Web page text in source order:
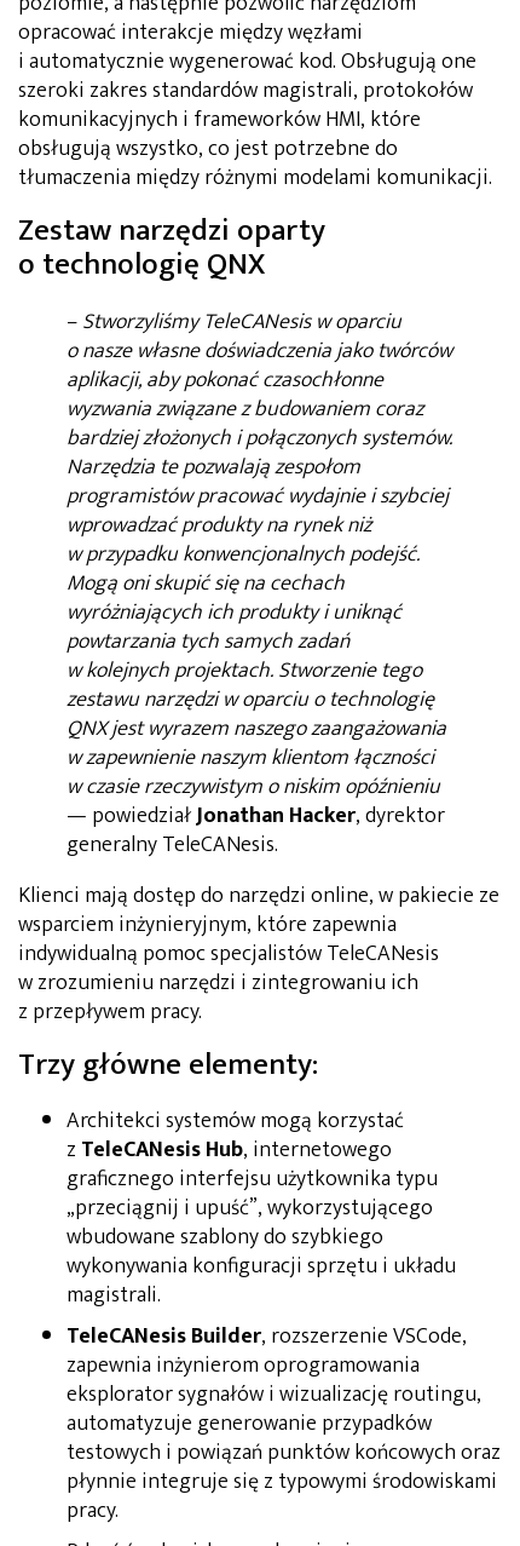
opracować interakcje między węzłami
i automatycznie wygenerować kod. Obsługują one
szeroki zakres standardów magistrali, protokołów
komunikacyjnych i frameworków HMI, które
obsługują wszystko, co jest potrzebne do
tłumaczenia między różnymi modelami komunikacji.
Zestaw narzędzi oparty
o technologię QNX
–Stworzyliśmy TeleCANesis w oparciu
o nasze własne doświadczenia jako twórców
aplikacji, aby pokonać czasochłonne
wyzwania związane z budowaniem coraz
bardziej złożonych i połączonych systemów.
Narzędzia te pozwalają zespołom
programistów pracować wydajnie i szybciej
wprowadzać produkty na rynek niż
w przypadku konwencjonalnych podejść.
Mogą oni skupić się na cechach
wyróżniających ich produkty i uniknąć
powtarzania tych samych zadań
w kolejnych projektach. Stworzenie tego
zestawu narzędzi w oparciu o technologię
QNX jest wyrazem naszego zaangażowania
w zapewnienie naszym klientom łączności
w czasie rzeczywistym o niskim opóźnieniu
— powiedziałJonathan Hacker, dyrektor
generalny TeleCANesis.
Klienci mają dostęp do narzędzi online, w pakiecie ze
wsparciem inżynieryjnym, które zapewnia
indywidualną pomoc specjalistów TeleCANesis
w zrozumieniu narzędzi i zintegrowaniu ich
z przepływem pracy.
Trzy główne elementy:
Architekci systemów mogą korzystać
z TeleCANesis Hub, internetowego
graficznego interfejsu użytkownika typu
„przeciągnij i upuść”, wykorzystującego
wbudowane szablony do szybkiego
wykonywania konfiguracji sprzętu i układu
magistrali.
TeleCANesis Builder, rozszerzenie VSCode,
zapewnia inżynierom oprogramowania
eksplorator sygnałów i wizualizację routingu,
automatyzuje generowanie przypadków
testowych i powiązań punktów końcowych oraz
płynnie integruje się z typowymi środowiskami
pracy.